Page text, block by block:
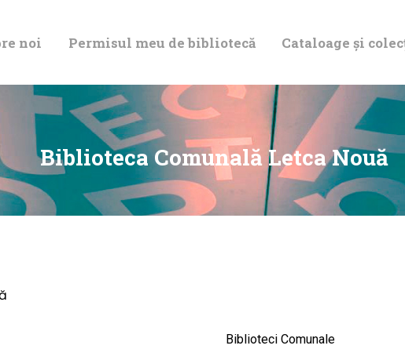
noi Permisul meu de bibliotecă Cataloage și
Biblioteca Comunală Letca Nouă
DE BIBLIOTECĂ
CATALOAGE ȘI
COLECȚII
Biblioteci Comunale